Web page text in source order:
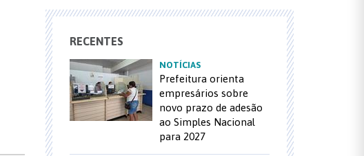
RECENTES
NOTÍCIAS
Prefeitura orienta
empresários sobre
novo prazo de adesão
ao Simples Nacional
para 2027